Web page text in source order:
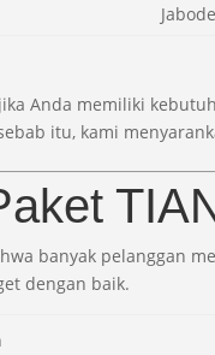
Anda memiliki
itu, kami
banyak pelanggan
dengan baik.